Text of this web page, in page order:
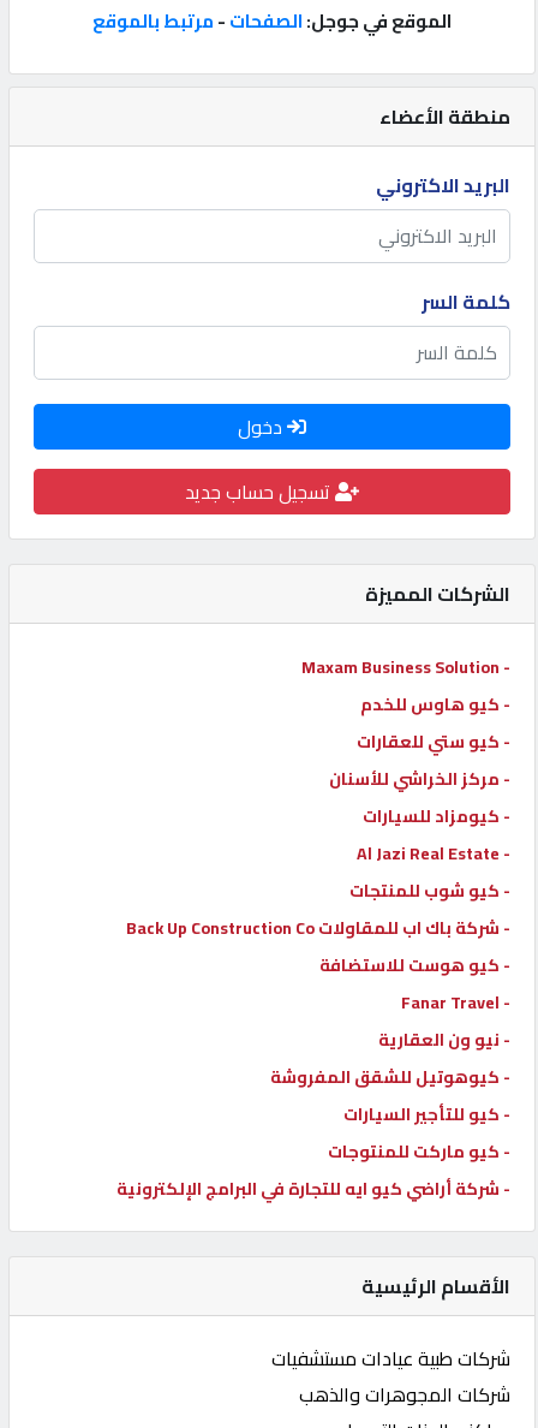
المنتدى
مزاد
كيو
نمبر
كيو
كارز
ماركت
الدليل
القطري
POWERED
QHOST
منطقة الأعضاء
البريد الاكتروني
كلمة السر
دخول
تسجيل حساب جديد
الشركات المميزة
- Maxam Business Solution
- كيو هاوس للخدم
- كيو ستي للعقارات
- مركز الخراشي للأسنان
- كيومزاد للسيارات
- Al Jazi Real Estate
- كيو شوب للمنتجات
- شركة باك اب للمقاولات Back Up Construction Co
- كيو هوست للاستضافة
- Fanar Travel
- نيو ون العقارية
- كيوهوتيل للشقق المفروشة
- كيو للتأجير السيارات
- كيو ماركت للمنتوجات
- شركة أراضي كيو ايه للتجارة في البرامج الإلكترونية
الأقسام الرئيسية
شركات طبية عيادات مستشفيات
شركات المجوهرات والذهب
الموقع في جوجل:الصفحات-مرتبط بالموقع